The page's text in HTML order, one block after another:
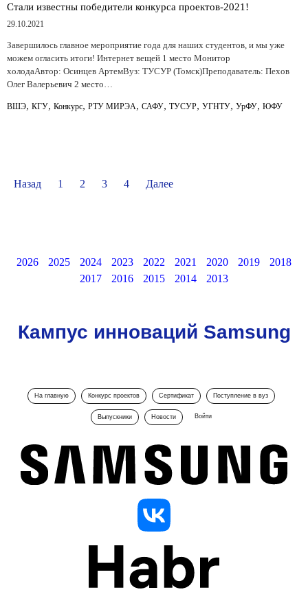
Стали известны победители конкурса проектов-2021!
29.10.2021
Завершилось главное мероприятие года для наших студентов, и мы уже
можем огласить итоги! Интернет вещей 1 место Монитор
холодаАвтор: Осинцев АртемВуз: ТУСУР (Томск)Преподаватель: Пехов
Олег Валерьевич 2 место…
ВШЭ, КГУ, Конкурс, РТУ МИРЭА, САФУ, ТУСУР, УГНТУ, УрФУ, ЮФУ
Назад 1 2 3 4 Далее
2026 2025 2024 2023 2022 2021 2020 2019
2018
2017
2016 2015 2014 2013
Кампус инноваций Samsung
На главную Конкурс проектов Сертификат Поступление в вуз
Выпускники Новости Войти